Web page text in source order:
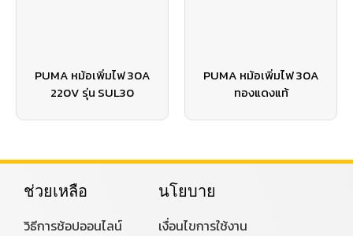
PUMA หม้อเพิ่มไฟ 30A
220V รุ่น SUL30
PUMA หม้อเพิ่มไฟ 30A
ทองแดงแท้
ช่วยเหลือ
วิธีการช้อปออนไลน์
นโยบาย
เงื่อนไขการใช้งาน